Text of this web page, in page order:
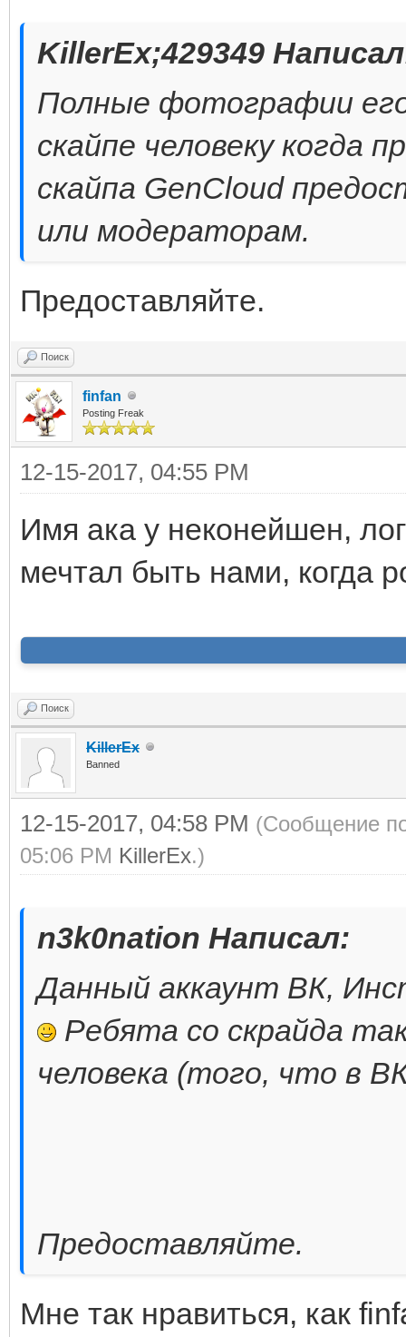
KillerEx;429349
Полные фотографии
скайпе человеку когда
скайпа GenCloud
или модераторам.
Предоставляйте.
Поиск
finfan
Posting Freak
12-15-2017, 04:55 PM
Имя ака у неконейшен,
мечтал быть нами, когда
Поиск
KillerEx
Banned
12-15-2017, 04:58 PM (Сообщение
05:06 PM KillerEx.)
n3k0nation Написал:
Данный аккаунт ВК,
Ребята со скрайда
человека (того, что в
Предоставляйте.
Мне так нравиться, как